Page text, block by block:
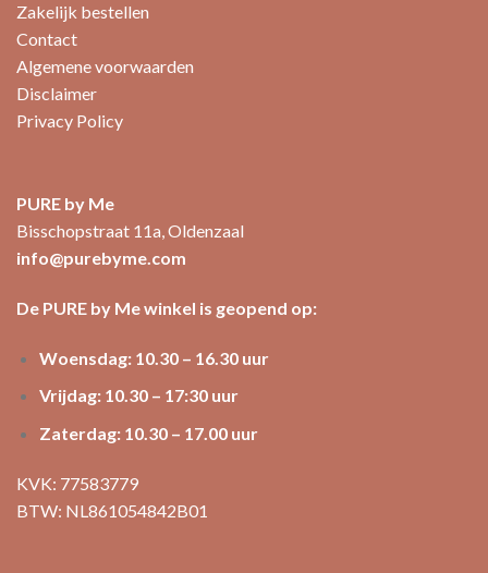
Zakelijk bestellen
Contact
Algemene voorwaarden
Disclaimer
Privacy Policy
PURE by Me
Bisschopstraat 11a, Oldenzaal
info@purebyme.com
De PURE by Me winkel is geopend op:
Woensdag: 10.30 – 16.30 uur
Vrijdag: 10.30 – 17:30 uur
Zaterdag: 10.30 – 17.00 uur
KVK: 77583779
BTW: NL861054842B01